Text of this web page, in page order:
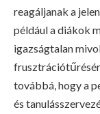
reagáljanak a
például a diákok
igazságtalan
továbbá, hogy a
és